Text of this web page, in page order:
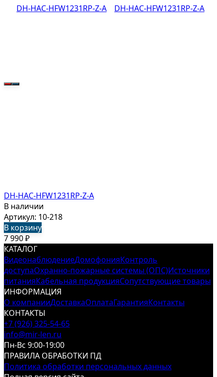
DH-HAC-HFW1231RP-Z-A
В наличии
Артикул: 10-218
В корзину
7 990 ₽
КАТАЛОГ
ВидеонаблюдениеДомофонияКонтроль
доступаОхранно-пожарные системы (ОПС)Источники
питанияКабельная продукцияСопутствующие товары
ИНФОРМАЦИЯ
О компанииДоставкаОплатаГарантияКонтакты
КОНТАКТЫ
+7 (926) 325-54-65
info@mir-len.ru
Пн-Вс 9:00-19:00
ПРАВИЛА ОБРАБОТКИ ПД
Политика обработки персональных данных